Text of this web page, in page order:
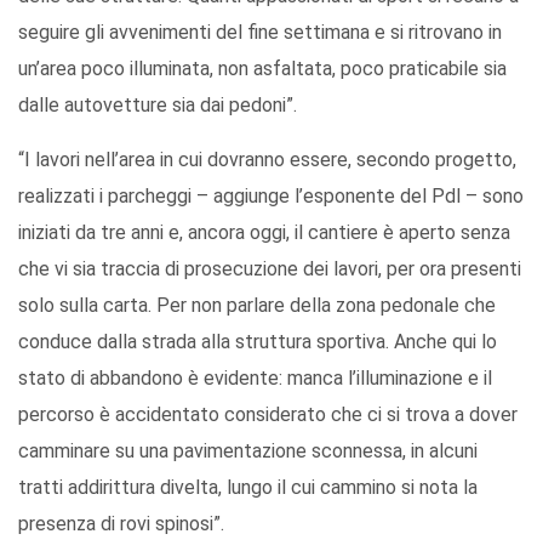
seguire gli avvenimenti del fine settimana e si ritrovano in
un’area poco illuminata, non asfaltata, poco praticabile sia
dalle autovetture sia dai pedoni”.
“I lavori nell’area in cui dovranno essere, secondo progetto,
realizzati i parcheggi – aggiunge l’esponente del Pdl – sono
iniziati da tre anni e, ancora oggi, il cantiere è aperto senza
che vi sia traccia di prosecuzione dei lavori, per ora presenti
solo sulla carta. Per non parlare della zona pedonale che
conduce dalla strada alla struttura sportiva. Anche qui lo
stato di abbandono è evidente: manca l’illuminazione e il
percorso è accidentato considerato che ci si trova a dover
camminare su una pavimentazione sconnessa, in alcuni
tratti addirittura divelta, lungo il cui cammino si nota la
presenza di rovi spinosi”.